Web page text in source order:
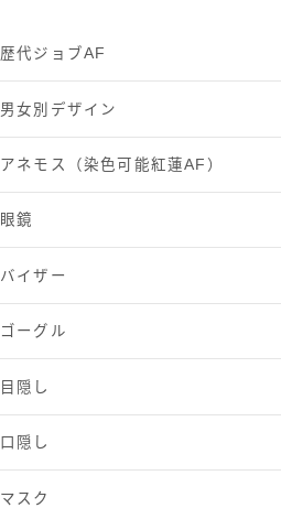
歴代ジョブAF
男女別デザイン
アネモス（染色可能紅蓮AF）
眼鏡
バイザー
ゴーグル
目隠し
口隠し
マスク